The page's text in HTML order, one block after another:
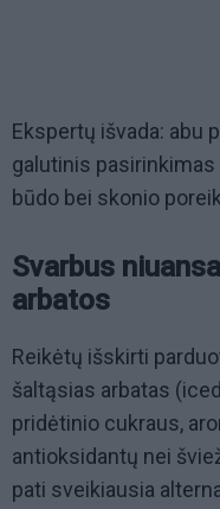
Ekspertų išvada: abu
galutinis
būdo bei skonio
Svarbus
arbatos
Reikėtų išskirti
šaltąsias arbatas
pridėtinio cukraus,
antioksidantų nei
pati sveikiausia